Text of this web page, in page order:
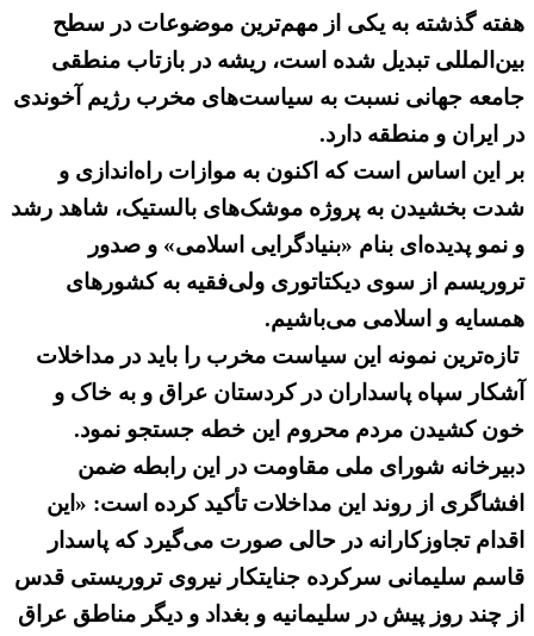
هفته گذشته به یکی از مهم‌ترین موضوعات در سطح
بین‌المللی تبدیل شده است، ریشه در بازتاب منطقی
جامعه جهانی نسبت به سیاست‌های مخرب رژیم آخوندی
در ایران و منطقه دارد.
بر این اساس است که اکنون به موازات راه‌اندازی و
شدت بخشیدن به پروژه موشک‌های بالستیک، شاهد رشد
و نمو پدیده‌ای بنام «بنیادگرایی اسلامی» و صدور
تروریسم از سوی دیکتاتوری ولی‌فقیه به کشورهای
همسایه و اسلامی می‌باشیم.
تازه‌ترین نمونه این سیاست مخرب را باید در مداخلات
آشکار سپاه پاسداران در کردستان عراق و به خاک و
خون کشیدن مردم محروم این خطه جستجو نمود.
دبیرخانه شورای ملی مقاومت در این رابطه ضمن
افشاگری از روند این مداخلات تأکید کرده است: «این
اقدام تجاوزکارانه در حالی صورت می‌گیرد که پاسدار
قاسم سلیمانی سرکرده جنایتکار نیروی تروریستی قدس
از چند روز پیش در سلیمانیه و بغداد و دیگر مناطق عراق